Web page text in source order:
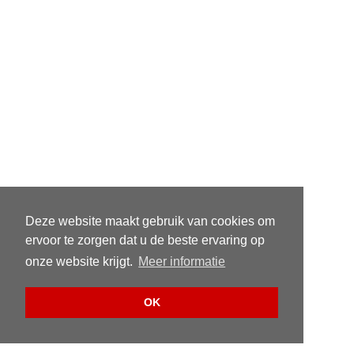
Deze website maakt gebruik van cookies om
ervoor te zorgen dat u de beste ervaring op
onze website krijgt. Meer informatie
OK